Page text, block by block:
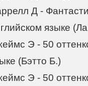
Д -
языке
Э - 50
(Бэтто Б.)
Э - 50